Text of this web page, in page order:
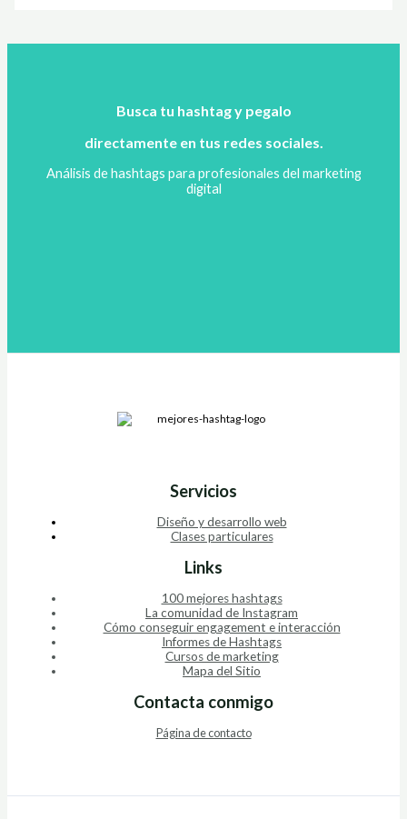
Busca tu hashtag y pegalo
directamente en tus redes sociales.
Análisis de hashtags para profesionales del marketing
digital
Servicios
Diseño y desarrollo web
Clases particulares
Links
100 mejores hashtags
La comunidad de Instagram
Cómo conseguir engagement e interacción
Informes de Hashtags
Cursos de marketing
Mapa del Sitio
Contacta conmigo
Página de contacto